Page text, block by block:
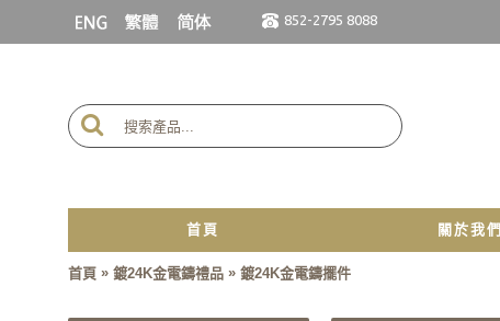
852-2795 8088
首頁 關於我們
首頁 » 鍍24K金電鑄禮品 » 鍍24K金電鑄擺件